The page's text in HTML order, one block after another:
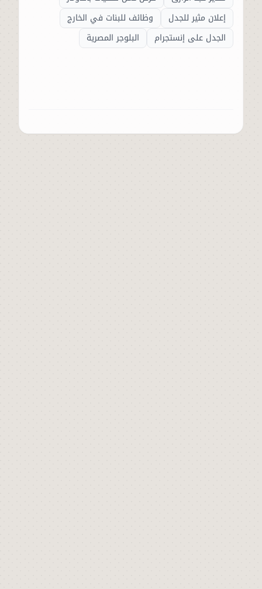
إعلان مثير للجدل
وظائف للبنات في الخارج
الجدل على إنستجرام
البلوجر المصرية